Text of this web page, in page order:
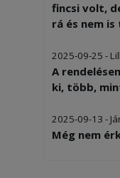
fincsi volt,
rá és nem
2025-09-25 -
A
ki, több,
2025-09-13 -
Még nem